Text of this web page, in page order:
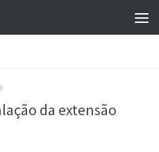
da extensão